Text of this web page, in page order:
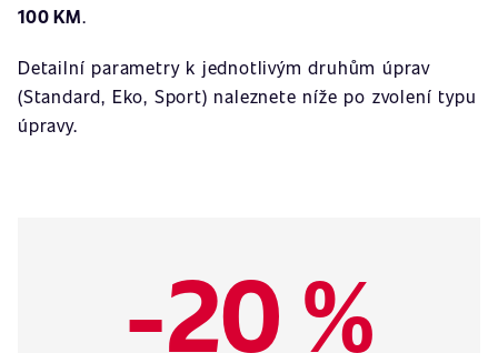
100 KM.
Detailní parametry k jednotlivým druhům úprav
(Standard, Eko, Sport) naleznete níže po zvolení typu
úpravy.
-20 %